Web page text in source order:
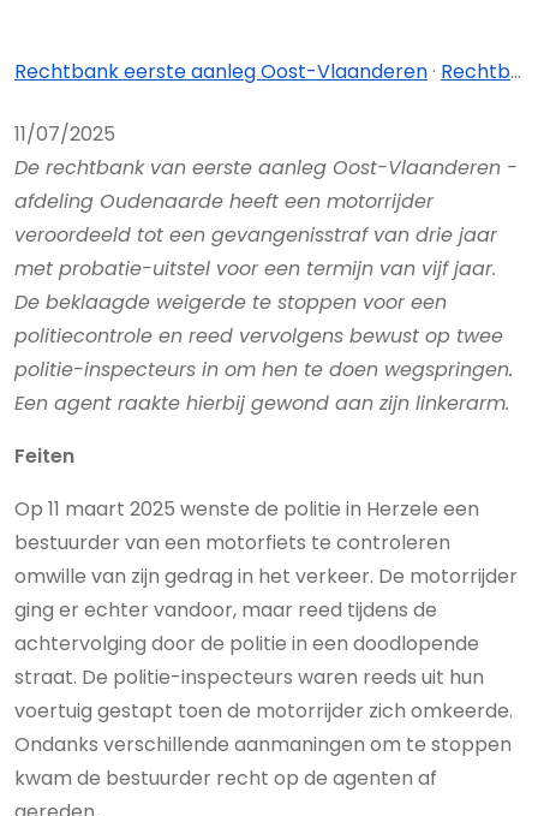
Rechtbank eerste aanleg Oost-Vlaanderen· Rechtbank eerste aanleg Oost-Vlaanderen - afdeling Oudenaarde
11/07/2025
De rechtbank van eerste aanleg Oost-Vlaanderen -
afdeling Oudenaarde heeft een motorrijder
veroordeeld tot een gevangenisstraf van drie jaar
met probatie-uitstel voor een termijn van vijf jaar.
De beklaagde weigerde te stoppen voor een
politiecontrole en reed vervolgens bewust op twee
politie-inspecteurs in om hen te doen wegspringen.
Een agent raakte hierbij gewond aan zijn linkerarm.
Feiten
Op 11 maart 2025 wenste de politie in Herzele een
bestuurder van een motorfiets te controleren
omwille van zijn gedrag in het verkeer. De motorrijder
ging er echter vandoor, maar reed tijdens de
achtervolging door de politie in een doodlopende
straat. De politie-inspecteurs waren reeds uit hun
voertuig gestapt toen de motorrijder zich omkeerde.
Ondanks verschillende aanmaningen om te stoppen
kwam de bestuurder recht op de agenten af